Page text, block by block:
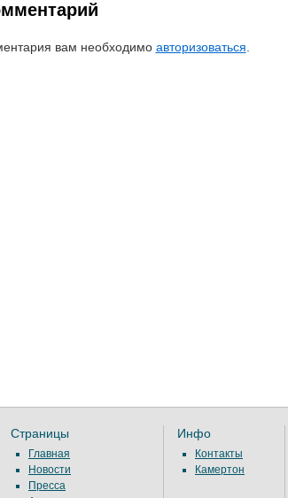
вам необходимо авторизоваться.
Страницы
Главная
Новости
Пресса
Инфо
Контакты
Камертон